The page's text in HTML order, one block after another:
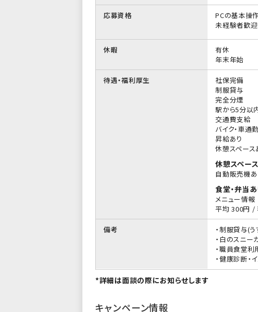
応募資格
PCの基本操
未経験者歓迎
休暇
有休
年末年始
待遇・福利厚生
社保完備
制服貸与
完全分煙
駅から5分以
交通費支給
バイク・車通
昇給あり
休憩スペース
休憩スペー
自動販売機あ
食堂・弁当あ
メニュー情報
平均 300円 /
備考
・制服貸与(
・白のスニー
・職員食堂
・健康診断・
*詳細は面談の際にお知らせします
キャンペーン情報